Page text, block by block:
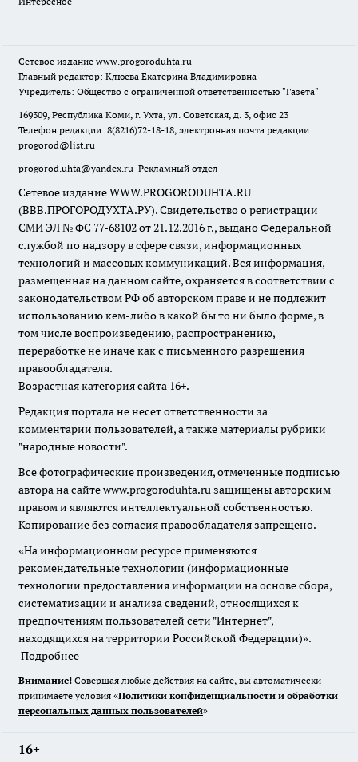
Сетевое издание www.progoroduhta.ru
Главный редактор: Клюева Екатерина Владимировна
Учредитель: Общество с ограниченной ответственностью "Газета"
169309, Республика Коми, г. Ухта, ул. Советская, д. 3, офис 23
Телефон редакции: 8(8216)72-18-18, электронная почта редакции:
progorod@list.ru
progorod.uhta@yandex.ru Рекламный отдел
Сетевое издание WWW.PROGORODUHTA.RU
(ВВВ.ПРОГОРОДУХТА.РУ). Свидетельство о регистрации
СМИ ЭЛ № ФС 77-68102 от 21.12.2016 г., выдано Федеральной
службой по надзору в сфере связи, информационных
технологий и массовых коммуникаций. Вся информация,
размещенная на данном сайте, охраняется в соответствии с
законодательством РФ об авторском праве и не подлежит
использованию кем-либо в какой бы то ни было форме, в
том числе воспроизведению, распространению,
переработке не иначе как с письменного разрешения
правообладателя.
Возрастная категория сайта 16+.
Редакция портала не несет ответственности за
комментарии пользователей, а также материалы рубрики
"народные новости".
Все фотографические произведения, отмеченные подписью
автора на сайте www.progoroduhta.ru защищены авторским
правом и являются интеллектуальной собственностью.
Копирование без согласия правообладателя запрещено.
«На информационном ресурсе применяются
рекомендательные технологии (информационные
технологии предоставления информации на основе сбора,
систематизации и анализа сведений, относящихся к
предпочтениям пользователей сети "Интернет",
находящихся на территории Российской Федерации)».
Подробнее
Внимание! Совершая любые действия на сайте, вы автоматически
принимаете условия «Политики конфиденциальности и обработки
персональных данных пользователей»
16+